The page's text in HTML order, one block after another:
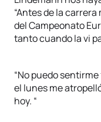
“Antes de la
del Campeonato
tanto cuando la vi
“No puedo
el lunes me
hoy. “